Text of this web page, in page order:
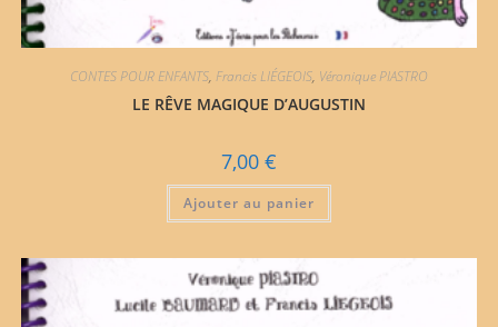
CONTES POUR ENFANTS, Francis LIÉGEOIS, Véronique PIASTRO
LE RÊVE MAGIQUE D’AUGUSTIN
7,00 €
Ajouter au panier